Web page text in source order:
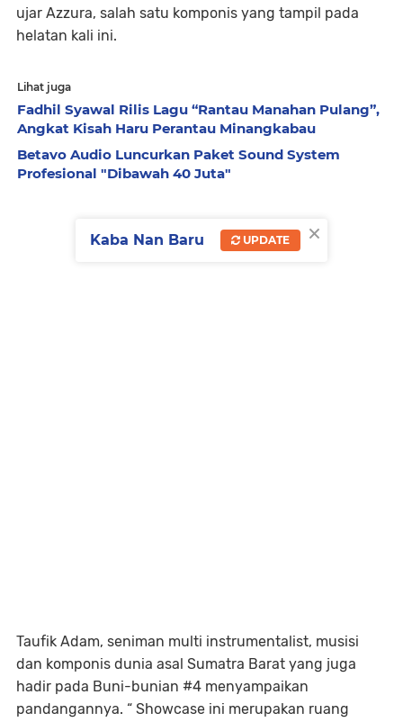
ujar Azzura, salah satu komponis yang tampil pada
helatan kali ini.
Lihat juga
Fadhil Syawal Rilis Lagu “Rantau Manahan Pulang”,
Angkat Kisah Haru Perantau Minangkabau
Betavo Audio Luncurkan Paket Sound System
Profesional "Dibawah 40 Juta"
Taufik Adam, seniman multi instrumentalist, musisi
dan komponis dunia asal Sumatra Barat yang juga
hadir pada Buni-bunian #4 menyampaikan
pandangannya. “ Showcase ini merupakan ruang
×
Kaba Nan Baru UPDATE